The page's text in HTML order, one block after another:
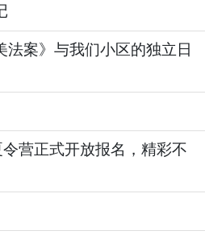
法案》与我们小区的独立日
营正式开放报名，精彩不